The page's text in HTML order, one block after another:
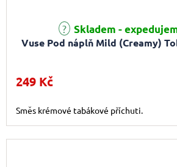
Vuse Pod náplň Mild (Creamy)
Průměrné hodnocení produktu je 5,0 z 5
Skladem -
249 Kč
Směs krémové tabákové příchuti.